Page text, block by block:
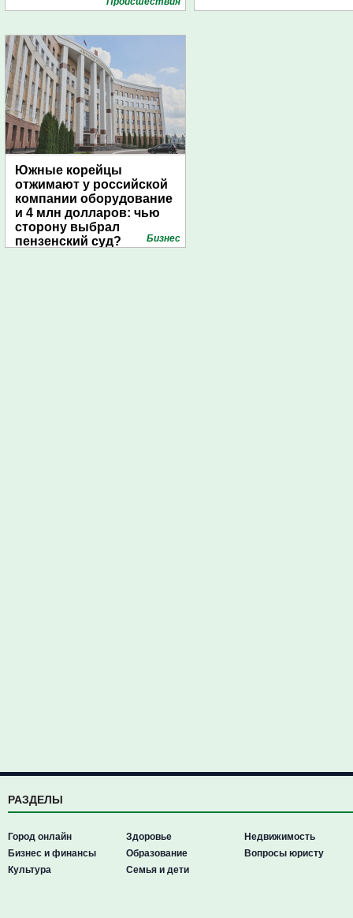
Южные корейцы
отжимают у российской
компании оборудование
и 4 млн долларов: чью
сторону выбрал
пензенский суд?
Бизнес
РАЗДЕЛЫ
Город онлайн
Бизнес и финансы
Культура
Здоровье
Образование
Семья и дети
Недвижимость
Вопросы юристу